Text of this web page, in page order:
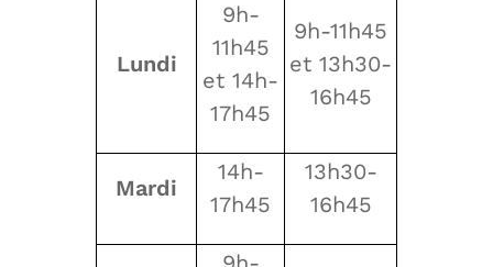
Lundi
9h-
11h45
et 14h-
17h45
9h-11h45
et 13h30-
16h45
Mardi
14h-
17h45
13h30-
16h45